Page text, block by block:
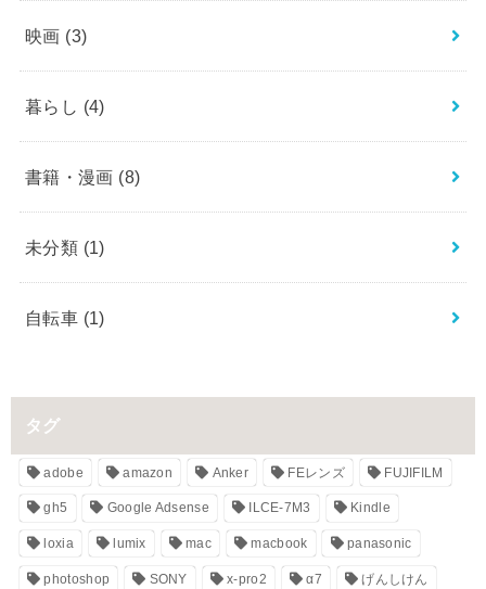
映画 (3)
暮らし (4)
書籍・漫画 (8)
未分類 (1)
自転車 (1)
タグ
adobe amazon Anker FEレンズ FUJIFILM
gh5 Google Adsense ILCE-7M3 Kindle
loxia lumix mac macbook panasonic
photoshop SONY x-pro2 α7 げんしけん